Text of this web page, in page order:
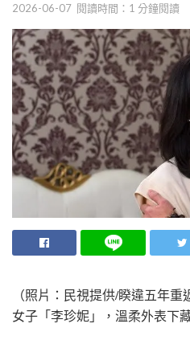
2026-06-07 閱讀時間：1 分鐘閱讀
（照片：民視提供/睽違五年
女子「李珍妮」，溫柔外表下